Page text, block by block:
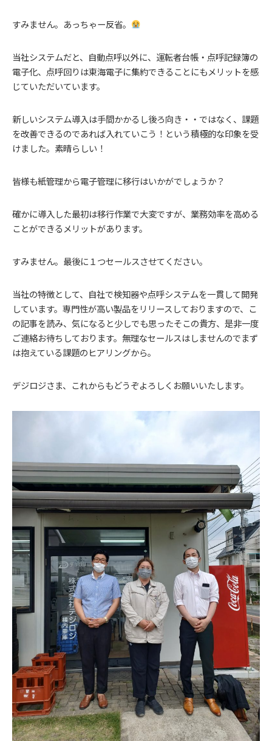
すみません。あっちゃー反省。
当社システムだと、自動点呼以外に、運転者台帳・点呼記録簿の
電子化、点呼回りは東海電子に集約できることにもメリットを感
じていただいています。
新しいシステム導入は手間かかるし後ろ向き・・ではなく、課題
を改善できるのであれば入れていこう！という積極的な印象を受
けました。素晴らしい！
皆様も紙管理から電子管理に移行はいかがでしょうか？
確かに導入した最初は移行作業で大変ですが、業務効率を高める
ことができるメリットがあります。
すみません。最後に１つセールスさせてください。
当社の特徴として、自社で検知器や点呼システムを一貫して開発
しています。専門性が高い製品をリリースしておりますので、こ
の記事を読み、気になると少しでも思ったそこの貴方、是非一度
ご連絡お待ちしております。無理なセールスはしませんのでまず
は抱えている課題のヒアリングから。
デジロジさま、これからもどうぞよろしくお願いいたします。